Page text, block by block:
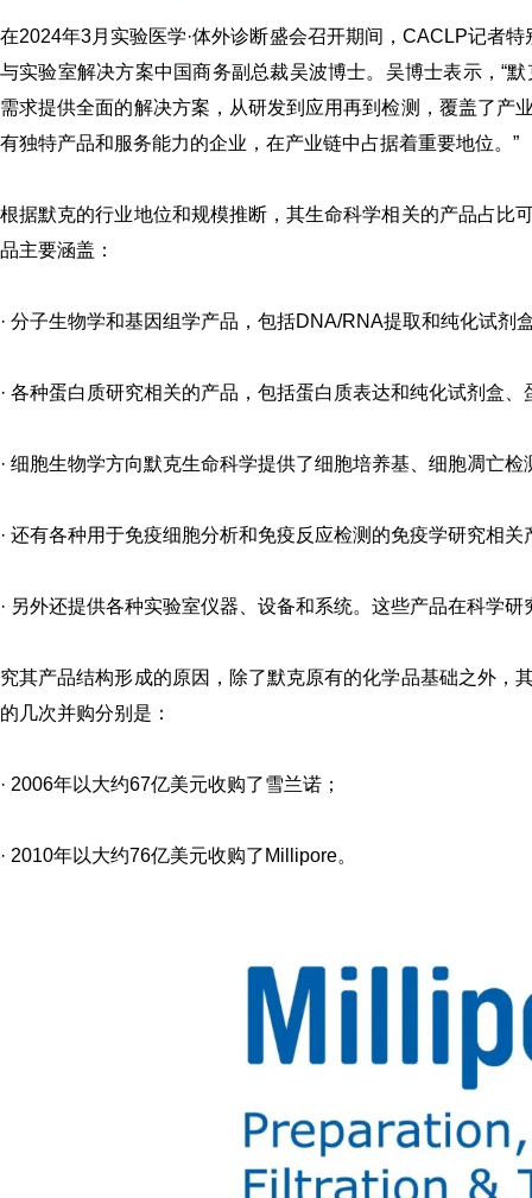
在2024年3月实验医学·体外诊断盛会召开期间，CACLP记者
与实验室解决方案中国商务副总裁吴波博士。吴博士表示，“
需求提供全面的解决方案，从研发到应用再到检测，覆盖了产
有独特产品和服务能力的企业，在产业链中占据着重要地位。”
根据默克的行业地位和规模推断，其生命科学相关的产品占比
品主要涵盖：
· 分子生物学和基因组学产品，包括DNA/RNA提取和纯化试剂
· 各种蛋白质研究相关的产品，包括蛋白质表达和纯化试剂盒
· 细胞生物学方向默克生命科学提供了细胞培养基、细胞凋亡
· 还有各种用于免疫细胞分析和免疫反应检测的免疫学研究相关
· 另外还提供各种实验室仪器、设备和系统。这些产品在科学
究其产品结构形成的原因，除了默克原有的化学品基础之外，
的几次并购分别是：
· 2006年以大约67亿美元收购了雪兰诺；
· 2010年以大约76亿美元收购了Millipore。